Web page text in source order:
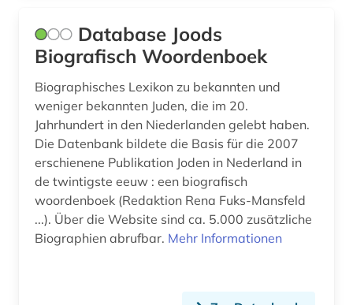
ostfriesland (1)
osttirol (1)
papst (1)
parteimitglied (1)
pastellmalerei (1)
person (1)
personenname (1)
Database Joods
Biografisch Woordenboek
Biographisches Lexikon zu bekannten und
weniger bekannten Juden, die im 20.
Jahrhundert in den Niederlanden gelebt haben.
Die Datenbank bildete die Basis für die 2007
erschienene Publikation Joden in Nederland in
de twintigste eeuw : een biografisch
woordenboek (Redaktion Rena Fuks-Mansfeld
...). Über die Website sind ca. 5.000 zusätzliche
Biographien abrufbar. Mehr Informationen